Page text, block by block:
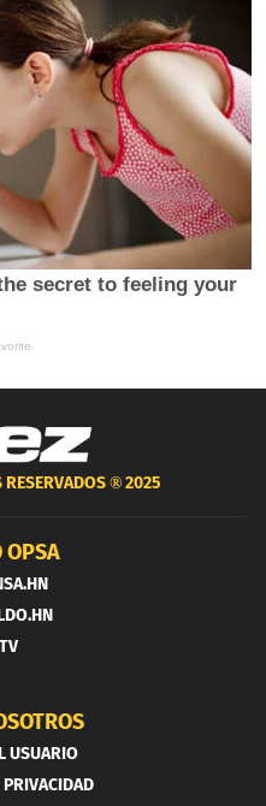
RESERVADOS ®2025
OPSA
USUARIO